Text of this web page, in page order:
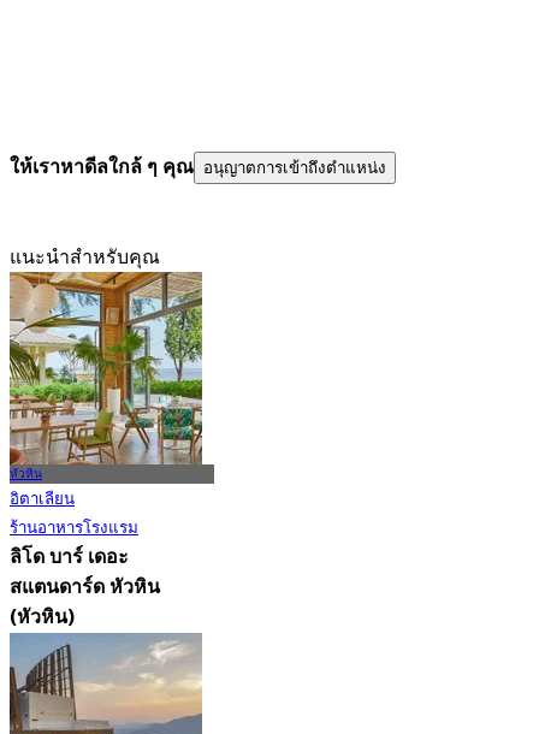
ให้เราหาดีลใกล้ ๆ คุณ อนุญาตการเข้าถึงตำแหน่ง
แนะนำสำหรับคุณ
หัวหิน
อิตาเลียน
ร้านอาหารโรงแรม
ลิโด บาร์ เดอะ
สแตนดาร์ด หัวหิน
(หัวหิน)
5.0
1K การจอง
จาก ฿ 595